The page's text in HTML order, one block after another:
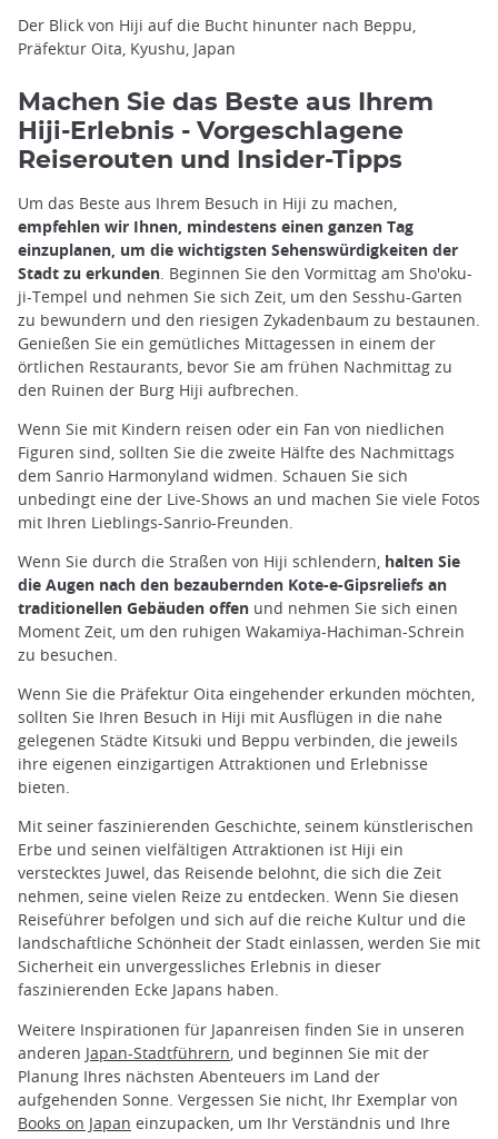
Der Blick von Hiji auf die Bucht hinunter nach Beppu,
Präfektur Oita, Kyushu, Japan
Machen Sie das Beste aus Ihrem
Hiji-Erlebnis - Vorgeschlagene
Reiserouten und Insider-Tipps
Um das Beste aus Ihrem Besuch in Hiji zu machen,
empfehlen wir Ihnen, mindestens einen ganzen Tag
einzuplanen, um die wichtigsten Sehenswürdigkeiten der
Stadt zu erkunden . Beginnen Sie den Vormittag am Sho'oku-
ji-Tempel und nehmen Sie sich Zeit, um den Sesshu-Garten
zu bewundern und den riesigen Zykadenbaum zu bestaunen.
Genießen Sie ein gemütliches Mittagessen in einem der
örtlichen Restaurants, bevor Sie am frühen Nachmittag zu
den Ruinen der Burg Hiji aufbrechen.
Wenn Sie mit Kindern reisen oder ein Fan von niedlichen
Figuren sind, sollten Sie die zweite Hälfte des Nachmittags
dem Sanrio Harmonyland widmen. Schauen Sie sich
unbedingt eine der Live-Shows an und machen Sie viele Fotos
mit Ihren Lieblings-Sanrio-Freunden.
Wenn Sie durch die Straßen von Hiji schlendern, halten Sie
die Augen nach den bezaubernden Kote-e-Gipsreliefs an
traditionellen Gebäuden offen und nehmen Sie sich einen
Moment Zeit, um den ruhigen Wakamiya-Hachiman-Schrein
zu besuchen.
Wenn Sie die Präfektur Oita eingehender erkunden möchten,
sollten Sie Ihren Besuch in Hiji mit Ausflügen in die nahe
gelegenen Städte Kitsuki und Beppu verbinden, die jeweils
ihre eigenen einzigartigen Attraktionen und Erlebnisse
bieten.
Mit seiner faszinierenden Geschichte, seinem künstlerischen
Erbe und seinen vielfältigen Attraktionen ist Hiji ein
verstecktes Juwel, das Reisende belohnt, die sich die Zeit
nehmen, seine vielen Reize zu entdecken. Wenn Sie diesen
Reiseführer befolgen und sich auf die reiche Kultur und die
landschaftliche Schönheit der Stadt einlassen, werden Sie mit
Sicherheit ein unvergessliches Erlebnis in dieser
faszinierenden Ecke Japans haben.
Weitere Inspirationen für Japanreisen finden Sie in unseren
anderen Japan-Stadtführern , und beginnen Sie mit der
Planung Ihres nächsten Abenteuers im Land der
aufgehenden Sonne. Vergessen Sie nicht, Ihr Exemplar von
Books on Japan einzupacken, um Ihr Verständnis und Ihre